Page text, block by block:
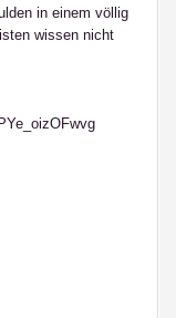
in einem völlig
wissen nicht